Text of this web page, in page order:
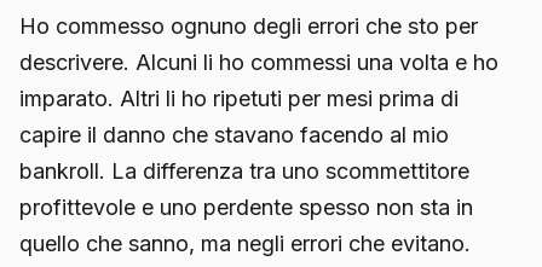
Ho commesso ognuno degli errori che sto per
descrivere. Alcuni li ho commessi una volta e ho
imparato. Altri li ho ripetuti per mesi prima di
capire il danno che stavano facendo al mio
bankroll. La differenza tra uno scommettitore
profittevole e uno perdente spesso non sta in
quello che sanno, ma negli errori che evitano.